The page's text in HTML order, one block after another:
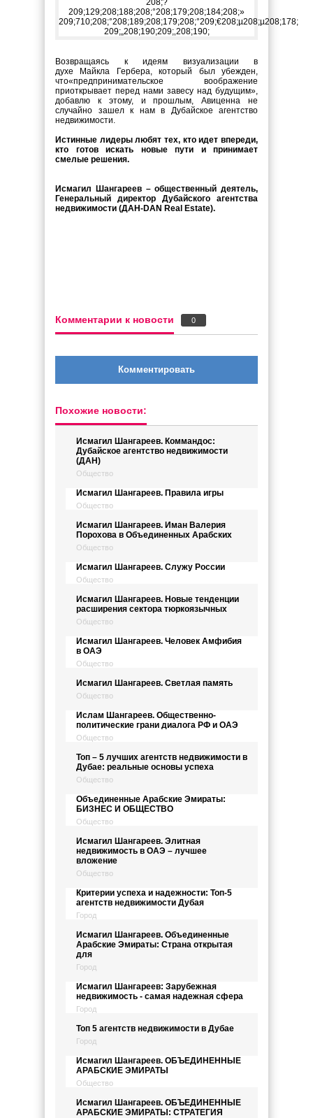
Возвращаясь к идеям визуализации в
духе Майкла Гербера, который был убежден,
что«предпринимательское воображение
приоткрывает перед нами завесу над будущим»,
добавлю к этому, и прошлым, Авиценна не
случайно зашел к нам в Дубайское агентство
недвижимости.
Истинные лидеры любят тех, кто идет впереди,
кто готов искать новые пути и принимает
смелые решения.
Исмагил Шангареев – общественный деятель,
Генеральный директор Дубайского агентства
недвижимости (ДАН-DAN Real Estate).
Комментарии к новости 0
Комментировать
Похожие новости:
Исмагил Шангареев. Коммандос:
Дубайское агентство недвижимости
(ДАН)
Общество
Исмагил Шангареев. Правила игры
Общество
Исмагил Шангареев. Иман Валерия
Порохова в Объединенных Арабских
Общество
Исмагил Шангареев. Служу России
Общество
Исмагил Шангареев. Новые тенденции
расширения сектора тюркоязычных
Общество
Исмагил Шангареев. Человек Амфибия
в ОАЭ
Общество
Исмагил Шангареев. Светлая память
Общество
Ислам Шангареев. Общественно-
политические грани диалога РФ и ОАЭ
Общество
Топ – 5 лучших агентств недвижимости в
Дубае: реальные основы успеха
Общество
Объединенные Арабские Эмираты:
БИЗНЕС И ОБЩЕСТВО
Общество
Исмагил Шангареев. Элитная
недвижимость в ОАЭ – лучшее
вложение
Общество
Критерии успеха и надежности: Топ-5
агентств недвижимости Дубая
Город
Исмагил Шангареев. Объединенные
Арабские Эмираты: Страна открытая
для
Город
Исмагил Шангареев: Зарубежная
недвижимость - самая надежная сфера
Город
Топ 5 агентств недвижимости в Дубае
Город
Исмагил Шангареев. ОБЪЕДИНЕННЫЕ
АРАБСКИЕ ЭМИРАТЫ
Общество
Исмагил Шангареев. ОБЪЕДИНЕННЫЕ
АРАБСКИЕ ЭМИРАТЫ: СТРАТЕГИЯ